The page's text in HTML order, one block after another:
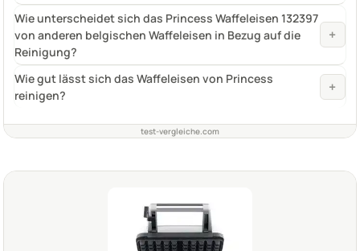
Wie unterscheidet sich das Princess Waffeleisen 132397
von anderen belgischen Waffeleisen in Bezug auf die
Reinigung?
+
Wie gut lässt sich das Waffeleisen von Princess
reinigen?
+
test-vergleiche.com